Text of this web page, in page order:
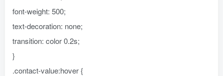
font-weight: 500;
text-decoration: none;
transition: color 0.2s;
}
.contact-value:hover {